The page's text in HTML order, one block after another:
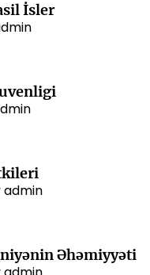
İsler
admin
Əhəmiyyəti